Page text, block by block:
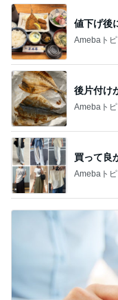
値下げ後
Amebaト
後片付け
Amebaト
買って良
Amebaト